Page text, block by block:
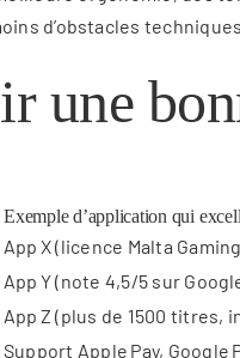
d’obstacles
une
Exemple d’application qui
App X (licence Malta
App Y (note 4,5/5 sur
App Z (plus de 1500
Support Apple Pay, Google